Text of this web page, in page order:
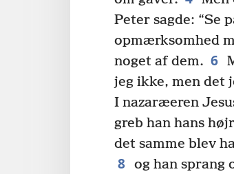
Peter sagde: “Se
opmærksomhed
noget af dem. 6
jeg ikke, men det
I nazaræeren
greb han hans
det samme blev
8 og han sprang